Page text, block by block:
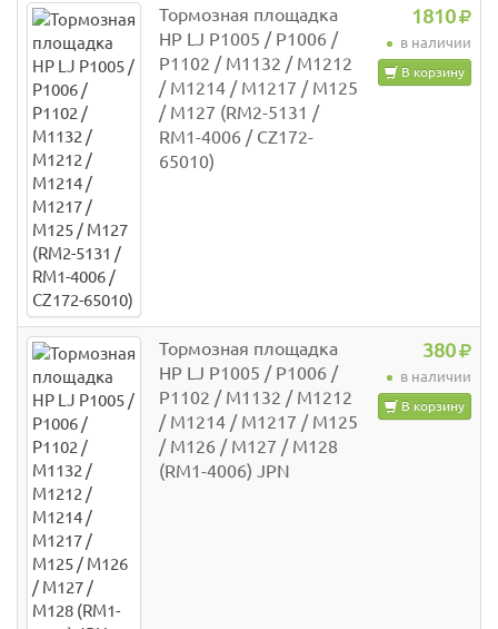
Тормозная площадка
HP LJ P1005 / P1006 /
P1102 / M1132 / M1212
/ M1214 / M1217 / M125
/ M127 (RM2-5131 /
RM1-4006 / CZ172-
65010)
1810
в наличии
В корзину
Тормозная площадка
HP LJ P1005 / P1006 /
P1102 / M1132 / M1212
/ M1214 / M1217 / M125
/ M126 / M127 / M128
(RM1-4006) JPN
380
в наличии
В корзину